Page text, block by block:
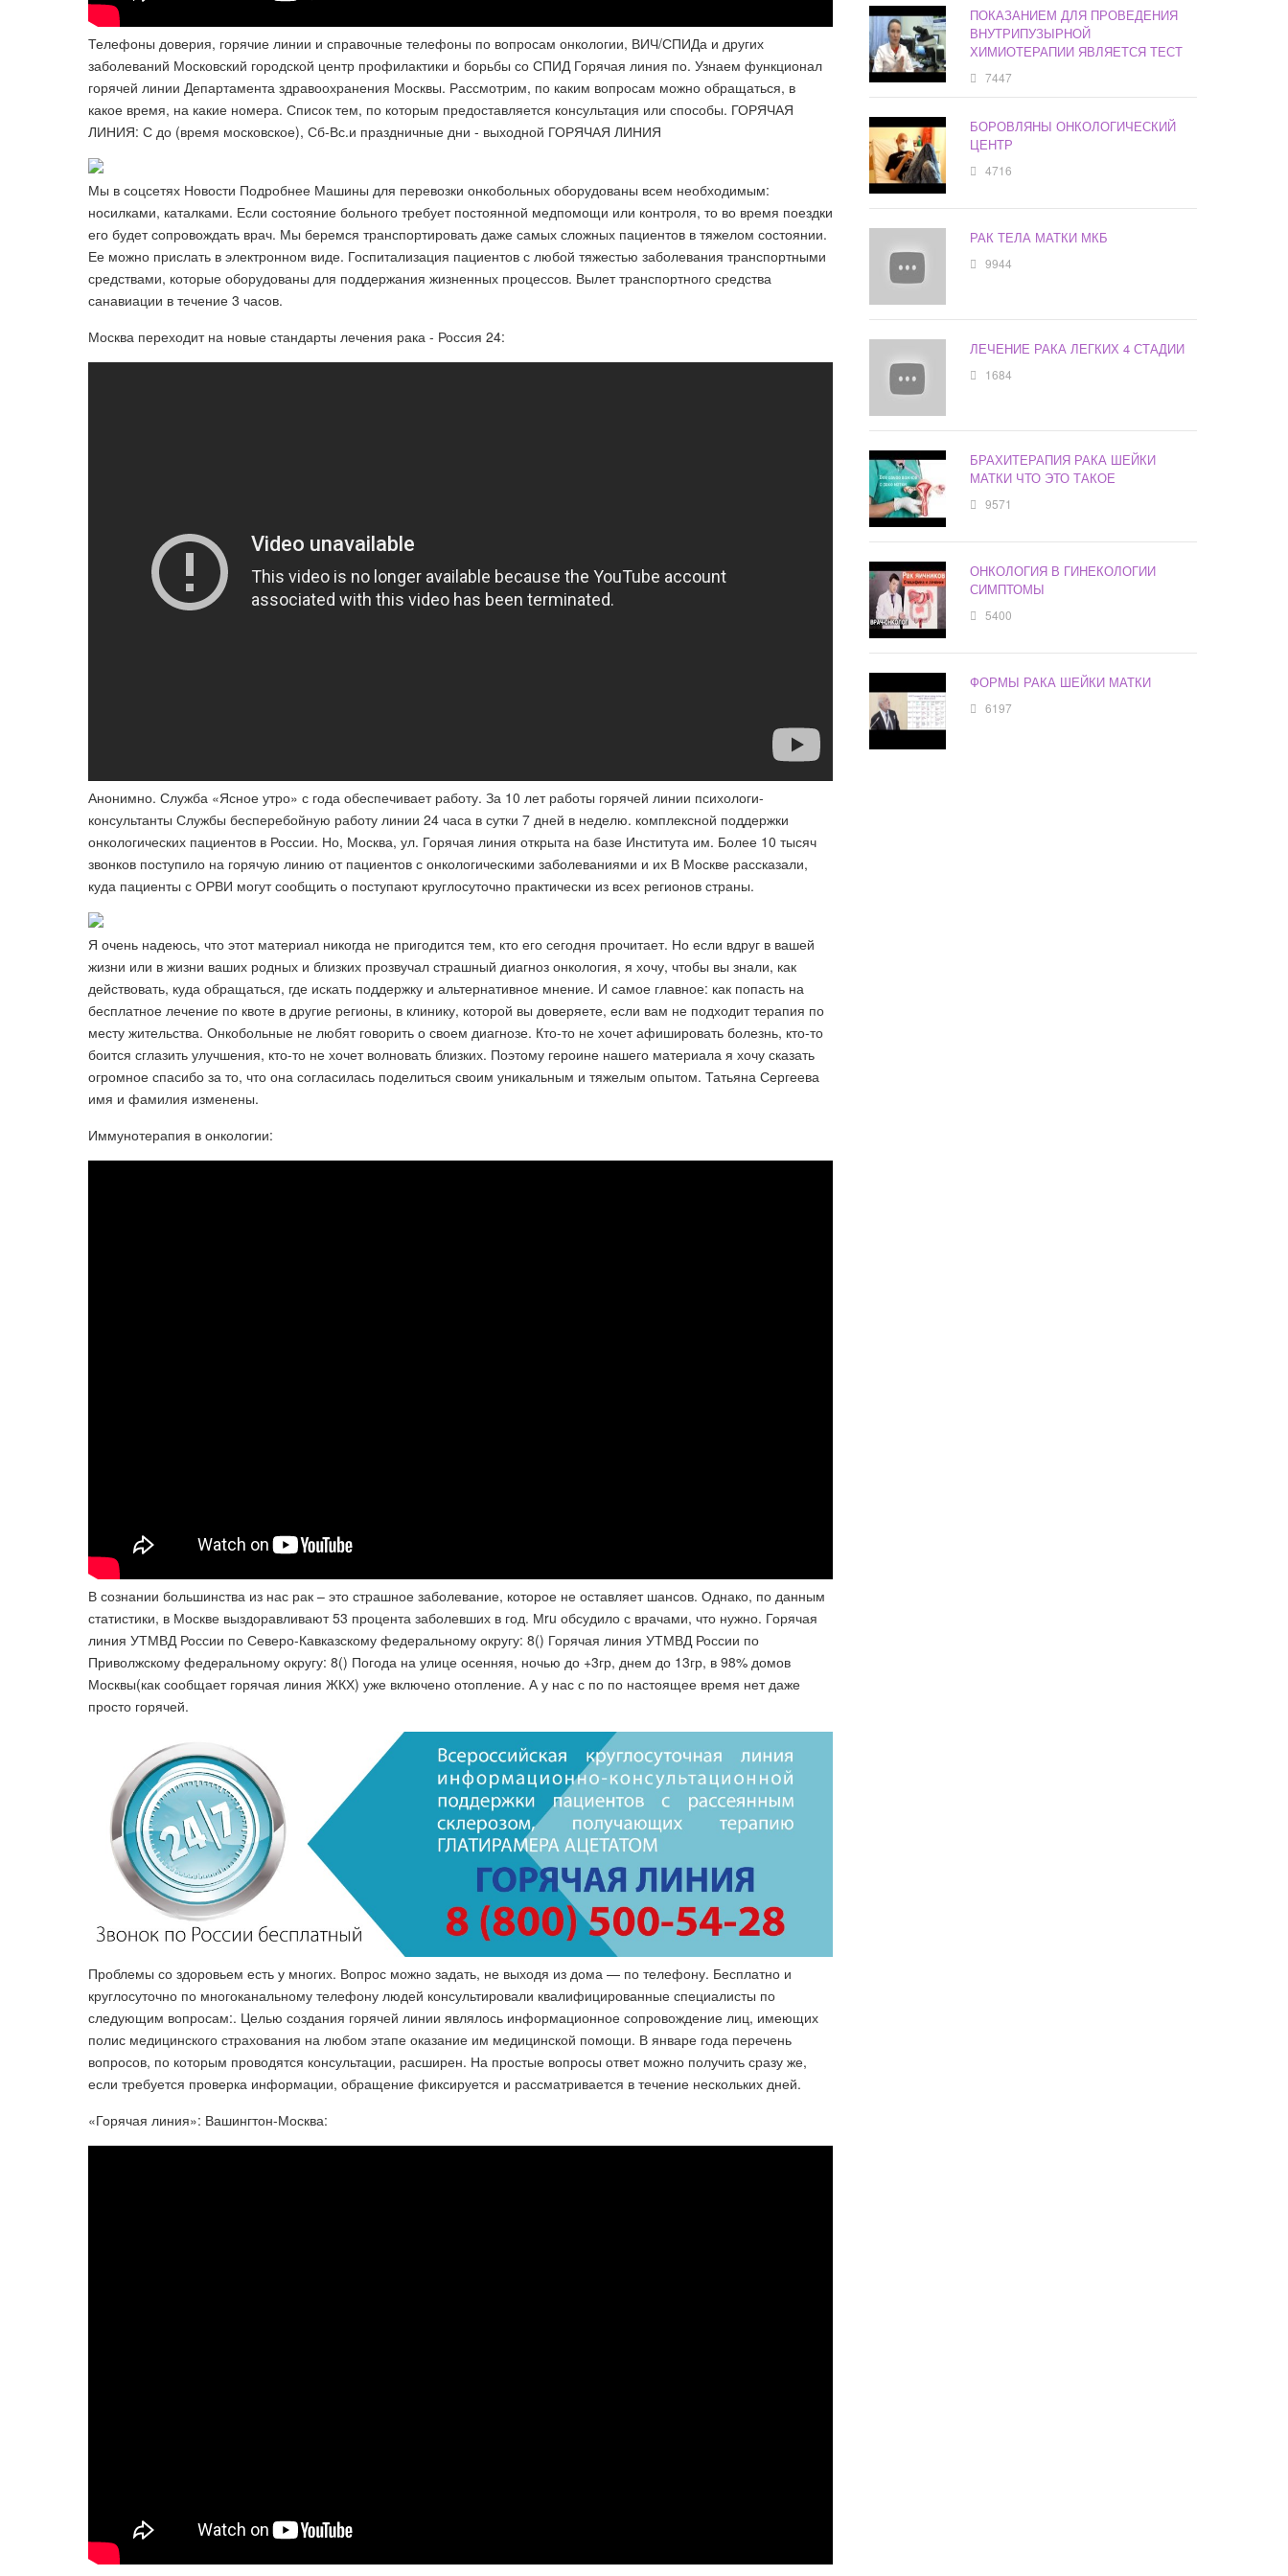
Телефоны доверия, горячие линии и справочные телефоны по вопросам онкологии, ВИЧ/СПИДа и других
заболеваний Московский городской центр профилактики и борьбы со СПИД Горячая линия по. Узнаем функционал
горячей линии Департамента здравоохранения Москвы. Рассмотрим, по каким вопросам можно обращаться, в
какое время, на какие номера. Список тем, по которым предоставляется консультация или способы. ГОРЯЧАЯ
ЛИНИЯ: С до (время московское), Сб-Вс.и праздничные дни - выходной ГОРЯЧАЯ ЛИНИЯ
Мы в соцсетях Новости Подробнее Машины для перевозки онкобольных оборудованы всем необходимым:
носилками, каталками. Если состояние больного требует постоянной медпомощи или контроля, то во время поездки
его будет сопровождать врач. Мы беремся транспортировать даже самых сложных пациентов в тяжелом состоянии.
Ее можно прислать в электронном виде. Госпитализация пациентов с любой тяжестью заболевания транспортными
средствами, которые оборудованы для поддержания жизненных процессов. Вылет транспортного средства
санавиации в течение 3 часов.
Москва переходит на новые стандарты лечения рака - Россия 24:
Анонимно. Служба «Ясное утро» с года обеспечивает работу. За 10 лет работы горячей линии психологи-
консультанты Службы бесперебойную работу линии 24 часа в сутки 7 дней в неделю. комплексной поддержки
онкологических пациентов в России. Но, Москва, ул. Горячая линия открыта на базе Института им. Более 10 тысяч
звонков поступило на горячую линию от пациентов с онкологическими заболеваниями и их В Москве рассказали,
куда пациенты с ОРВИ могут сообщить о поступают круглосуточно практически из всех регионов страны​.
Я очень надеюсь, что этот материал никогда не пригодится тем, кто его сегодня прочитает. Но если вдруг в вашей
жизни или в жизни ваших родных и близких прозвучал страшный диагноз онкология, я хочу, чтобы вы знали, как
действовать, куда обращаться, где искать поддержку и альтернативное мнение. И самое главное: как попасть на
бесплатное лечение по квоте в другие регионы, в клинику, которой вы доверяете, если вам не подходит терапия по
месту жительства. Онкобольные не любят говорить о своем диагнозе. Кто-то не хочет афишировать болезнь, кто-то
боится сглазить улучшения, кто-то не хочет волновать близких. Поэтому героине нашего материала я хочу сказать
огромное спасибо за то, что она согласилась поделиться своим уникальным и тяжелым опытом. Татьяна Сергеева
имя и фамилия изменены.
Иммунотерапия в онкологии:
В сознании большинства из нас рак – это страшное заболевание, которое не оставляет шансов. Однако, по данным
статистики, в Москве выздоравливают 53 процента заболевших в год. Мru обсудило с врачами, что нужно. Горячая
линия УТМВД России по Северо-Кавказскому федеральному округу: 8() Горячая линия УТМВД России по
Приволжскому федеральному округу: 8() Погода на улице осенняя, ночью до +3гр, днем до 13гр, в 98% домов
Москвы(как сообщает горячая линия ЖКХ) уже включено отопление. А у нас с по по настоящее время нет даже
просто горячей.
Проблемы со здоровьем есть у многих. Вопрос можно задать, не выходя из дома — по телефону. Бесплатно и
круглосуточно по многоканальному телефону людей консультировали квалифицированные специалисты по
следующим вопросам:. Целью создания горячей линии являлось информационное сопровождение лиц, имеющих
полис медицинского страхования на любом этапе оказание им медицинской помощи. В январе года перечень
вопросов, по которым проводятся консультации, расширен. На простые вопросы ответ можно получить сразу же,
если требуется проверка информации, обращение фиксируется и рассматривается в течение нескольких дней.
«Горячая линия»: Вашингтон-Москва:
ПОКАЗАНИЕМ ДЛЯ ПРОВЕДЕНИЯ
ВНУТРИПУЗЫРНОЙ
ХИМИОТЕРАПИИ ЯВЛЯЕТСЯ ТЕСТ
7447
БОРОВЛЯНЫ ОНКОЛОГИЧЕСКИЙ
ЦЕНТР
4716
РАК ТЕЛА МАТКИ МКБ
9944
ЛЕЧЕНИЕ РАКА ЛЕГКИХ 4 СТАДИИ
1684
БРАХИТЕРАПИЯ РАКА ШЕЙКИ
МАТКИ ЧТО ЭТО ТАКОЕ
9571
ОНКОЛОГИЯ В ГИНЕКОЛОГИИ
СИМПТОМЫ
5400
ФОРМЫ РАКА ШЕЙКИ МАТКИ
6197